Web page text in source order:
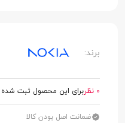
برند:
0 نظر برای این محصول ثبت شده
ضمانت اصل بودن کالا